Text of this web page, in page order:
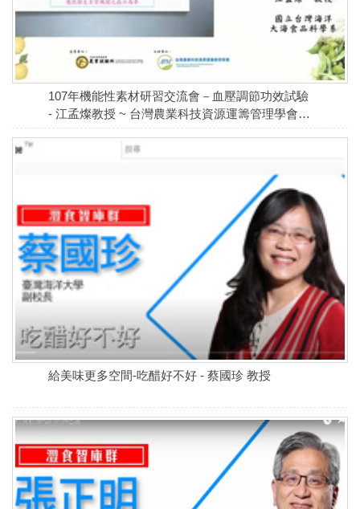
107年機能性素材研習交流會－血壓調節功效試驗
- 江孟燦教授 ~ 台灣農業科技資源運籌管理學會專
訪
給美味更多空間-吃醋好不好 - 蔡國珍 教授